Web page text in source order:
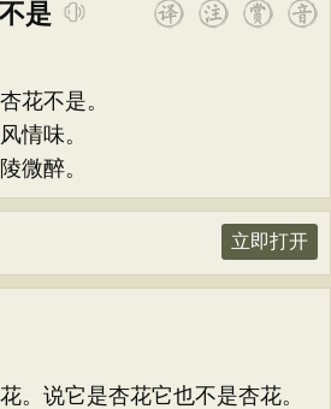
是
花不是。
情味。
微醉。
立即打开
。说它是杏花它也不是杏花。